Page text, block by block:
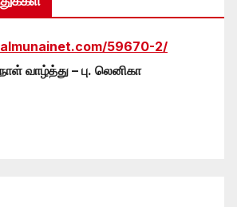
59670-2/
வாழ்த்து – பு. லெனிகா